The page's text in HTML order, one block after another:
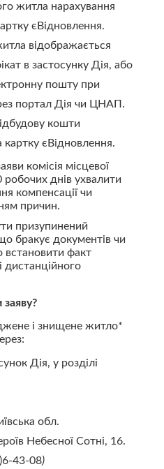
житла нарахування
єВідновлення.
відображається
в застосунку Дія, або
пошту при
портал Дія чи ЦНАП.
кошти
єВідновлення.
комісія місцевої
днів ухвалити
компенсації чи
причин.
призупинений
бракує документів чи
встановити факт
дистанційного
і знищене житло*
Дія, у розділі
обл.
Небесної Сотні, 16.
43-08)